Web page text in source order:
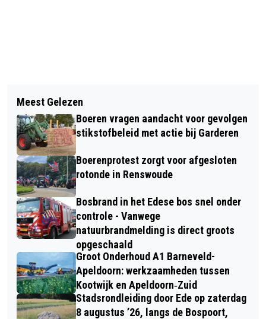
BIJEENKOMST ‘NATUURLIJK IN DE
TUIN’ OVER BIODIVERSITEIT
TWEE AUTO’S IN BRAND AAN HET
NIJEVELD IN EDE
Meest Gelezen
Boeren vragen aandacht voor gevolgen
stikstofbeleid met actie bij Garderen
Boerenprotest zorgt voor afgesloten
rotonde in Renswoude
Bosbrand in het Edese bos snel onder
controle - Vanwege
natuurbrandmelding is direct groots
opgeschaald
Groot Onderhoud A1 Barneveld-
Apeldoorn: werkzaamheden tussen
Kootwijk en Apeldoorn‐Zuid
Stadsrondleiding door Ede op zaterdag
8 augustus ’26, langs de Bospoort,